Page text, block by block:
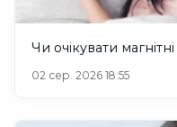
Чи очікувати
02 сер. 2026 18:55